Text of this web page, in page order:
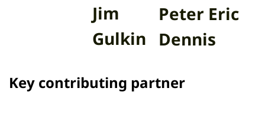
Peter Eric
Dennis
Jim
Gulkin
Key contributing partner